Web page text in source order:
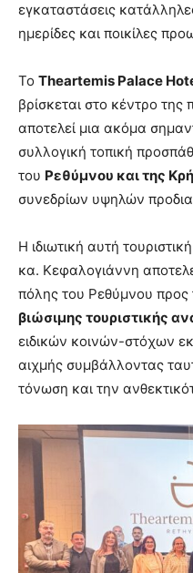
εγκαταστάσεις
ημερίδες και ποικίλες
Το Theartemis Palace
βρίσκεται στο κέντρο
αποτελεί μια ακόμα
συλλογική τοπική
του Ρεθύμνου και της
συνεδρίων υψηλών
Η ιδιωτική αυτή
κα. Κεφαλογιάννη
πόλης του Ρεθύμνου προς
βιώσιμης τουριστικής
ειδικών κοινών-στόχων
αιχμής συμβάλλοντας
τόνωση και την